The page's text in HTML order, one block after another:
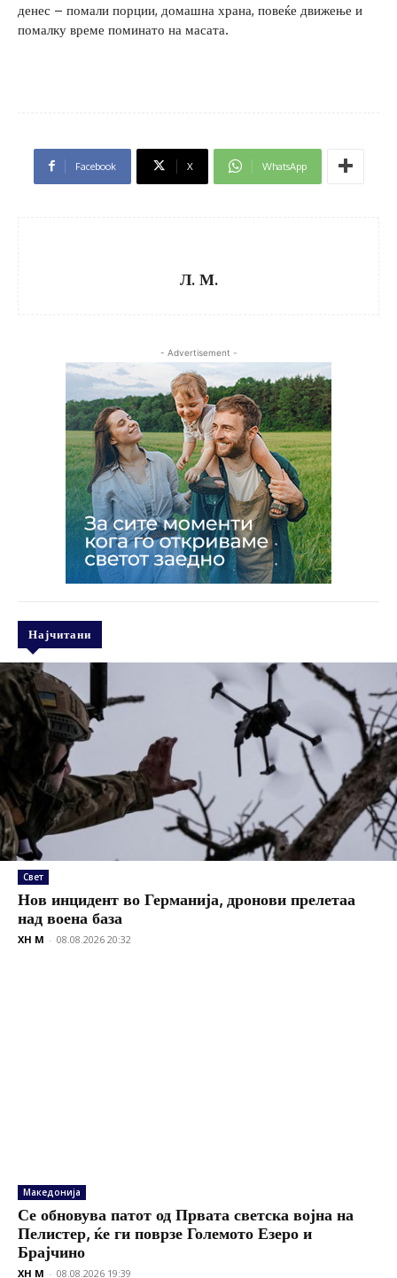
денес – помали порции, домашна храна, повеќе движење и
помалку време поминато на масата.
Facebook X WhatsApp
Л. М.
- Advertisement -
Најчитани
Свет
Нов инцидент во Германија, дронови прелетаа
над воена база
XH M - 08.08.2026 20:32
Македонија
Се обновува патот од Првата светска војна на
Пелистер, ќе ги поврзе Големото Езеро и
Брајчино
XH M - 08.08.2026 19:39